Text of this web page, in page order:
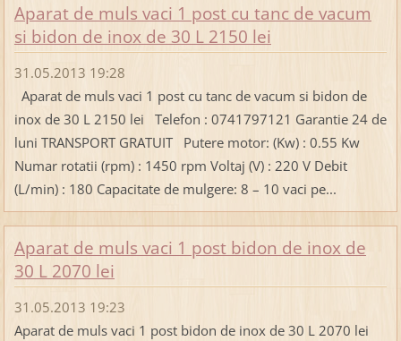
Aparat de muls vaci 1 post cu tanc de vacum
si bidon de inox de 30 L 2150 lei
31.05.2013 19:28
Aparat de muls vaci 1 post cu tanc de vacum si bidon de
inox de 30 L 2150 lei Telefon : 0741797121 Garantie 24 de
luni TRANSPORT GRATUIT Putere motor: (Kw) : 0.55 Kw
Numar rotatii (rpm) : 1450 rpm Voltaj (V) : 220 V Debit
(L/min) : 180 Capacitate de mulgere: 8 – 10 vaci pe...
Aparat de muls vaci 1 post bidon de inox de
30 L 2070 lei
31.05.2013 19:23
Aparat de muls vaci 1 post bidon de inox de 30 L 2070 lei